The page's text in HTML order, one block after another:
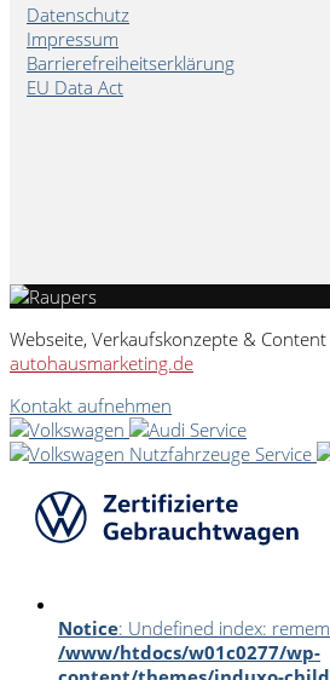
Datenschutz
Impressum
Barrierefreiheitserklärung
EU Data Act
Webseite, Verkaufskonzepte &
autohausmarketing.de
Kontakt aufnehmen
Notice: Undefined index:
/www/htdocs/w01c0277/wp-